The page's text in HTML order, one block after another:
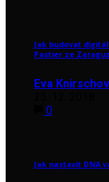
Jak budovat
Pastier ze
Eva
0
Jak nastavit DNA